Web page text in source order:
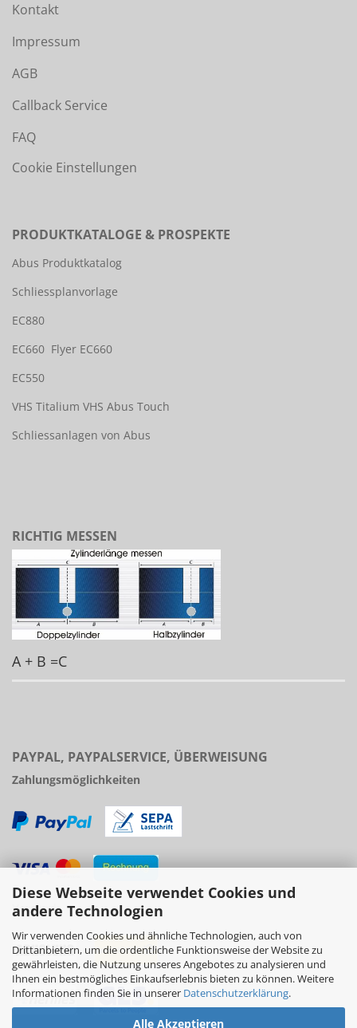
Diese Webseite verwendet Cookies und
andere Technologien
Wir verwenden Cookies und ähnliche Technologien, auch von
Drittanbietern, um die ordentliche Funktionsweise der Website zu
gewährleisten, die Nutzung unseres Angebotes zu analysieren und
Ihnen ein bestmögliches Einkaufserlebnis bieten zu können. Weitere
Informationen finden Sie in unserer Datenschutzerklärung.
Alle Akzeptieren
Kontakt
Impressum
AGB
Callback Service
FAQ
Cookie Einstellungen
PRODUKTKATALOGE & PROSPEKTE
Abus Produktkatalog
Schliessplanvorlage
EC880
EC660 Flyer EC660
EC550
VHS Titalium VHS Abus Touch
Schliessanlagen von Abus
RICHTIG MESSEN
A + B =C
PAYPAL, PAYPALSERVICE, ÜBERWEISUNG
Zahlungsmöglichkeiten
Versand